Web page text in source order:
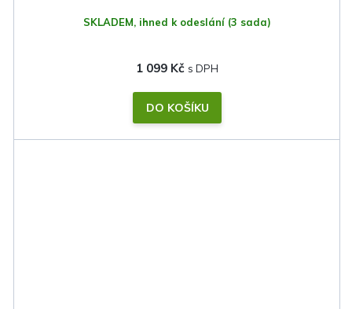
SKLADEM, ihned k odeslání (3 sada)
1 099 Kč
DO KOŠÍKU